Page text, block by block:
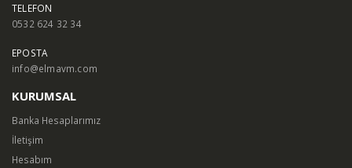
TELEFON
0532 624 32 34
EPOSTA
info@elmavm.com
KURUMSAL
Banka Hesaplarımız
İletişim